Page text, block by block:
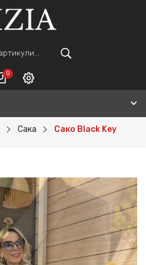
0
Е ПРАЗНА.
Сака Сако Black Key